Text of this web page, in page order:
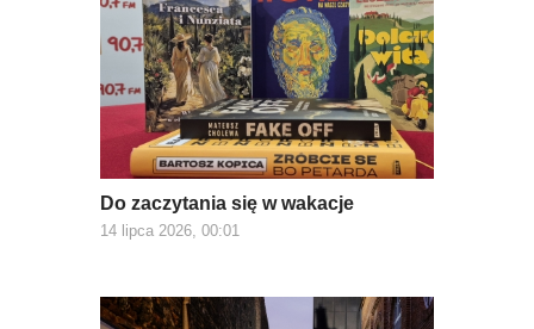
Do zaczytania się w wakacje
14 lipca 2026, 00:01